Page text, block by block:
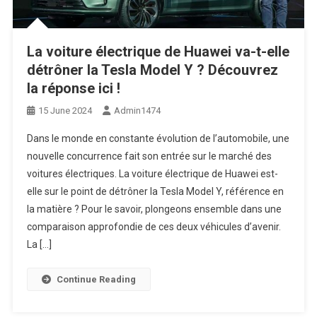
La voiture électrique de Huawei va-t-elle
détrôner la Tesla Model Y ? Découvrez
la réponse ici !
15 June 2024 Admin1474
Dans le monde en constante évolution de l’automobile, une
nouvelle concurrence fait son entrée sur le marché des
voitures électriques. La voiture électrique de Huawei est-
elle sur le point de détrôner la Tesla Model Y, référence en
la matière ? Pour le savoir, plongeons ensemble dans une
comparaison approfondie de ces deux véhicules d’avenir.
La […]
Continue Reading